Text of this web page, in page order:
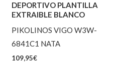
DEPORTIVO PLANTILLA
EXTRAIBLE BLANCO
PIKOLINOS VIGO W3W-
6841C1 NATA
109,95€